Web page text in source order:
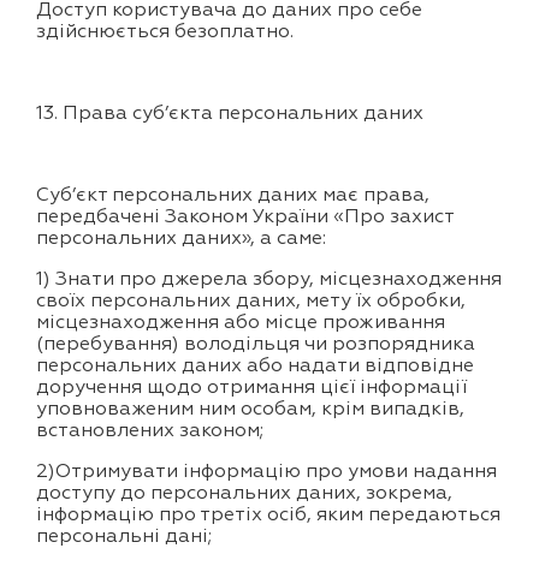
Доступ користувача до даних про себе
здійснюється безоплатно.
13. Права суб’єкта персональних даних
Суб’єкт персональних даних має права,
передбачені Законом України «Про захист
персональних даних», а саме:
1) Знати про джерела збору, місцезнаходження
своїх персональних даних, мету їх обробки,
місцезнаходження або місце проживання
(перебування) володільця чи розпорядника
персональних даних або надати відповідне
доручення щодо отримання цієї інформації
уповноваженим ним особам, крім випадків,
встановлених законом;
2)Отримувати інформацію про умови надання
доступу до персональних даних, зокрема,
інформацію про третіх осіб, яким передаються
персональні дані;